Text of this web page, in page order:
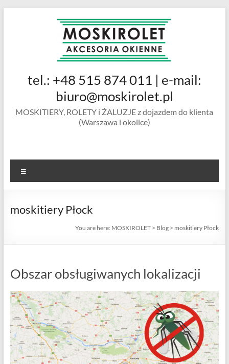
MOSKIROLET
siatki na
okienne |
ramkowe i
drzwiowe
tel.: +48 515 874 011 | e-mail:
biuro@moskirolet.pl
MOSKITIERY, ROLETY i ŻALUZJE z dojazdem do klienta
(Warszawa i okolice)
moskitiery Płock
You are here: MOSKIROLET > Blog > moskitiery Płock
Obszar obsługiwanych lokalizacji